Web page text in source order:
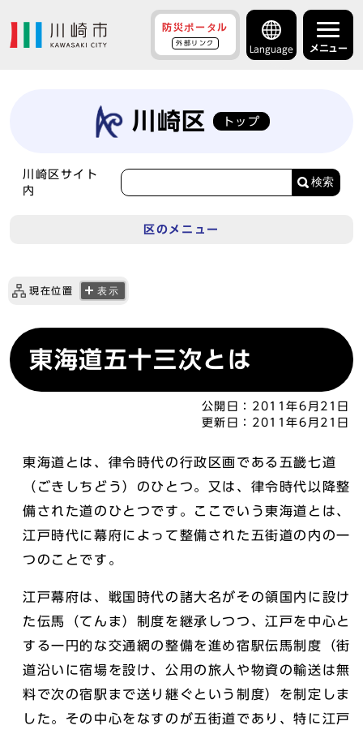
防災ポータル
外部リンク
Language メニュー
川崎区 トップ
川崎区サイト
内
検索
区のメニュー
現在位置 表示
東海道五十三次とは
公開日： 2011年6月21日
更新日： 2011年6月21日
東海道とは、律令時代の行政区画である五畿七道
（ごきしちどう）のひとつ。又は、律令時代以降整
備された道のひとつです。ここでいう東海道とは、
江戸時代に幕府によって整備された五街道の内の一
つのことです。
江戸幕府は、戦国時代の諸大名がその領国内に設け
た伝馬（てんま）制度を継承しつつ、江戸を中心と
する一円的な交通網の整備を進め宿駅伝馬制度（街
道沿いに宿場を設け、公用の旅人や物資の輸送は無
料で次の宿駅まで送り継ぐという制度）を制定しま
した。その中心をなすのが五街道であり、特に江戸